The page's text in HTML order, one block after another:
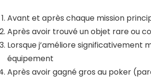
Avant et après chaque mission
Après avoir trouvé un objet rare ou
Lorsque j’améliore significativement
équipement
Après avoir gagné gros au poker